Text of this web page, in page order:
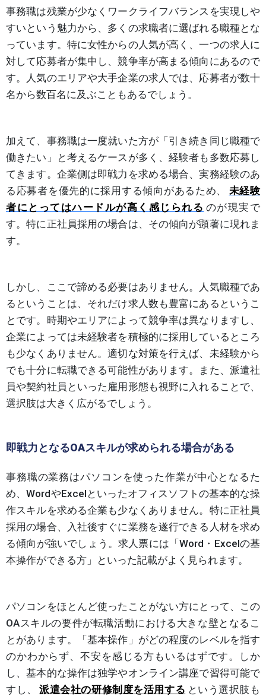
事務職は残業が少なくワークライフバランスを実現しや
すいという魅力から、多くの求職者に選ばれる職種とな
っています。特に女性からの人気が高く、一つの求人に
対して応募者が集中し、競争率が高まる傾向にあるので
す。人気のエリアや大手企業の求人では、応募者が数十
名から数百名に及ぶこともあるでしょう。
加えて、事務職は一度就いた方が「引き続き同じ職種で
働きたい」と考えるケースが多く、経験者も多数応募し
てきます。企業側は即戦力を求める場合、実務経験のあ
る応募者を優先的に採用する傾向があるため、
未経験
者にとってはハードルが高く感じられる のが現実で
す。特に正社員採用の場合は、その傾向が顕著に現れま
す。
しかし、ここで諦める必要はありません。人気職種であ
るということは、それだけ求人数も豊富にあるというこ
とです。時期やエリアによって競争率は異なりますし、
企業によっては未経験者を積極的に採用しているところ
も少なくありません。適切な対策を行えば、未経験から
でも十分に転職できる可能性があります。また、派遣社
員や契約社員といった雇用形態も視野に入れることで、
選択肢は大きく広がるでしょう。
即戦力となるOAスキルが求められる場合がある
事務職の業務はパソコンを使った作業が中心となるた
め、WordやExcelといったオフィスソフトの基本的な操
作スキルを求める企業も少なくありません。特に正社員
採用の場合、入社後すぐに業務を遂行できる人材を求め
る傾向が強いでしょう。求人票には「Word・Excelの基
本操作ができる方」といった記載がよく見られます。
パソコンをほとんど使ったことがない方にとって、この
OAスキルの要件が転職活動における大きな壁となるこ
とがあります。「基本操作」がどの程度のレベルを指す
のかわからず、不安を感じる方もいるはずです。しか
し、基本的な操作は独学やオンライン講座で習得可能で
すし、
派遣会社の研修制度を活用する という選択肢も